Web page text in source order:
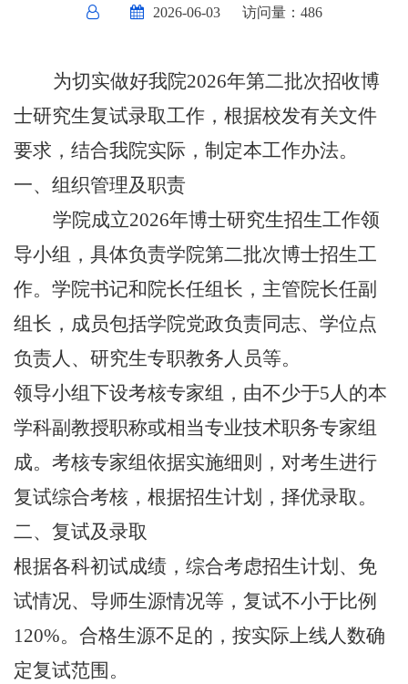
2026-06-03 访问量： 486
为切实做好我院2026年第二批次招收博
士研究生复试录取工作，根据校发有关文件
要求，结合我院实际，制定本工作办法。
一、组织管理及职责
学院成立2026年博士研究生招生工作领
导小组，具体负责学院第二批次博士招生工
作。学院书记和院长任组长，主管院长任副
组长，成员包括学院党政负责同志、学位点
负责人、研究生专职教务人员等。
领导小组下设考核专家组，由不少于5人的本
学科副教授职称或相当专业技术职务专家组
成。考核专家组依据实施细则，对考生进行
复试综合考核，根据招生计划，择优录取。
二、复试及录取
根据各科初试成绩，综合考虑招生计划、免
试情况、导师生源情况等，复试不小于比例
120%。合格生源不足的，按实际上线人数确
定复试范围。